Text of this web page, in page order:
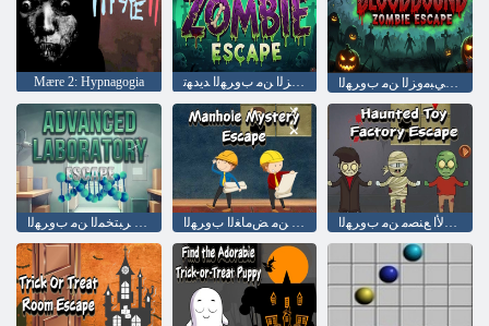
Mære 2: Hypnagogia ﻲﺒﻣﻭﺰﻟﺍ ﻦﻣ ﺏﻭﺮﻬﻟﺍ ﺪﻳﺪﻬﺗ ﻡﺪﻟﺎﺑ ﺪﻴﻘﻤﻟﺍ ﻲﺒﻣﻭﺰﻟﺍ ﻦﻣ ﺏﻭﺮﻬﻟﺍ
ﻡﺪﻘﺘﻤﻟﺍ ﺮﺒﺘﺨﻤﻟﺍ ﻦﻣ ﺏﻭﺮﻬﻟﺍ ﺶﻴﺘﻔﺘﻟﺍ ﺔﺤﺘﻓ ﻦﻣ ﺾﻣﺎﻐﻟﺍ ﺏﻭﺮﻬﻟﺍ ﻥﻮﻜﺴﻤﻟﺍ ﺏﺎﻌﻟﻷ ﺍ ﻊﻨﺼﻣ ﻦﻣ ﺏﻭﺮﻬﻟﺍ